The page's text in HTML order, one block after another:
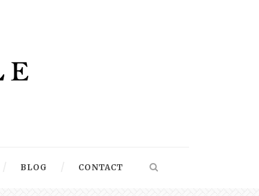
BLOG CONTACT